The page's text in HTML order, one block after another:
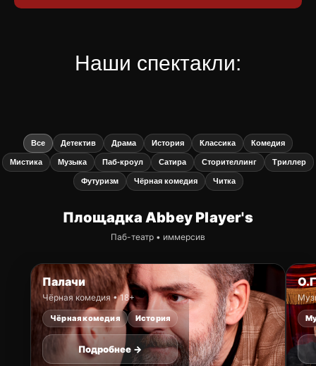
Наши спектакли:
Все Детектив Драма История Классика Комедия
Мистика Музыка Паб-кроул Сатира Сторителлинг Триллер
Футуризм Чёрная комедия Читка
Площадка Abbey Player's
Паб-театр • иммерсив
Палачи
Чёрная комедия • 18+
Чёрная комедия История
Подробнее →